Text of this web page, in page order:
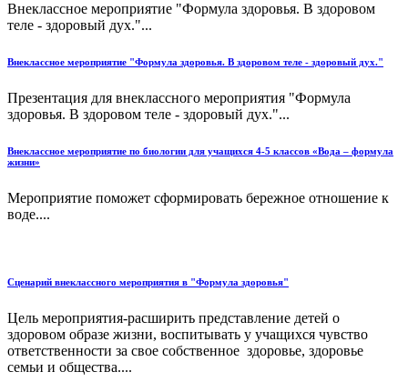
Внеклассное мероприятие "Формула здоровья. В здоровом
теле - здоровый дух."...
Внеклассное мероприятие "Формула здоровья. В здоровом теле - здоровый дух."
Презентация для внеклассного мероприятия "Формула
здоровья. В здоровом теле - здоровый дух."...
Внеклассное мероприятие по биологии для учащихся 4-5 классов «Вода – формула
жизни»
Мероприятие поможет сформировать бережное отношение к
воде....
Сценарий внеклассного мероприятия в "Формула здоровья"
Цель мероприятия-расширить представление детей о
здоровом образе жизни, воспитывать у учащихся чувство
ответственности за свое собственное здоровье, здоровье
семьи и общества....